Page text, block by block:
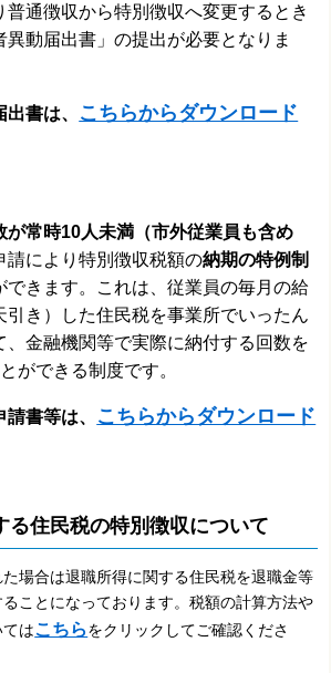
普通徴収から特別徴収へ変更するとき
異動届出書」の提出が必要となりま
書は、
こちらからダウンロード
が常時10人未満（市外従業員も含め
請により特別徴収税額の納期の特例制
できます。これは、従業員の毎月の給
引き）した住民税を事業所でいったん
、金融機関等で実際に納付する回数を
ができる制度です。
書等は、
こちらからダウンロード
る住民税の特別徴収について
場合は退職所得に関する住民税を退職金等
ことになっております。税額の計算方法や
はこちらをクリックしてご確認くださ